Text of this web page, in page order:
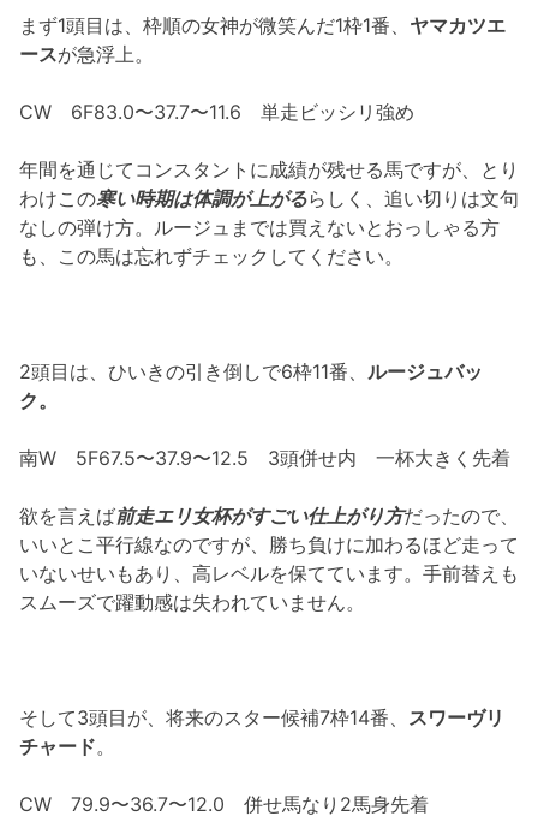
まず1頭目は、枠順の女神が微笑んだ1枠1番、 ヤマカツエ
ースが急浮上。
CW 6F83.0〜37.7〜11.6 単走ビッシリ強め
年間を通じてコンスタントに成績が残せる馬ですが、とり
わけこの寒い時期は体調が上がるらしく、追い切りは文句
なしの弾け方。ルージュまでは買えないとおっしゃる方
も、この馬は忘れずチェックしてください。
2頭目は、ひいきの引き倒しで6枠11番、 ルージュバッ
ク。
南W 5F67.5〜37.9〜12.5 3頭併せ内 一杯大きく先着
欲を言えば前走エリ女杯がすごい仕上がり方だったので、
いいとこ平行線なのですが、勝ち負けに加わるほど走って
いないせいもあり、高レベルを保てています。手前替えも
スムーズで躍動感は失われていません。
そして3頭目が、将来のスター候補7枠14番、 スワーヴリ
チャード。
CW 79.9〜36.7〜12.0 併せ馬なり2馬身先着